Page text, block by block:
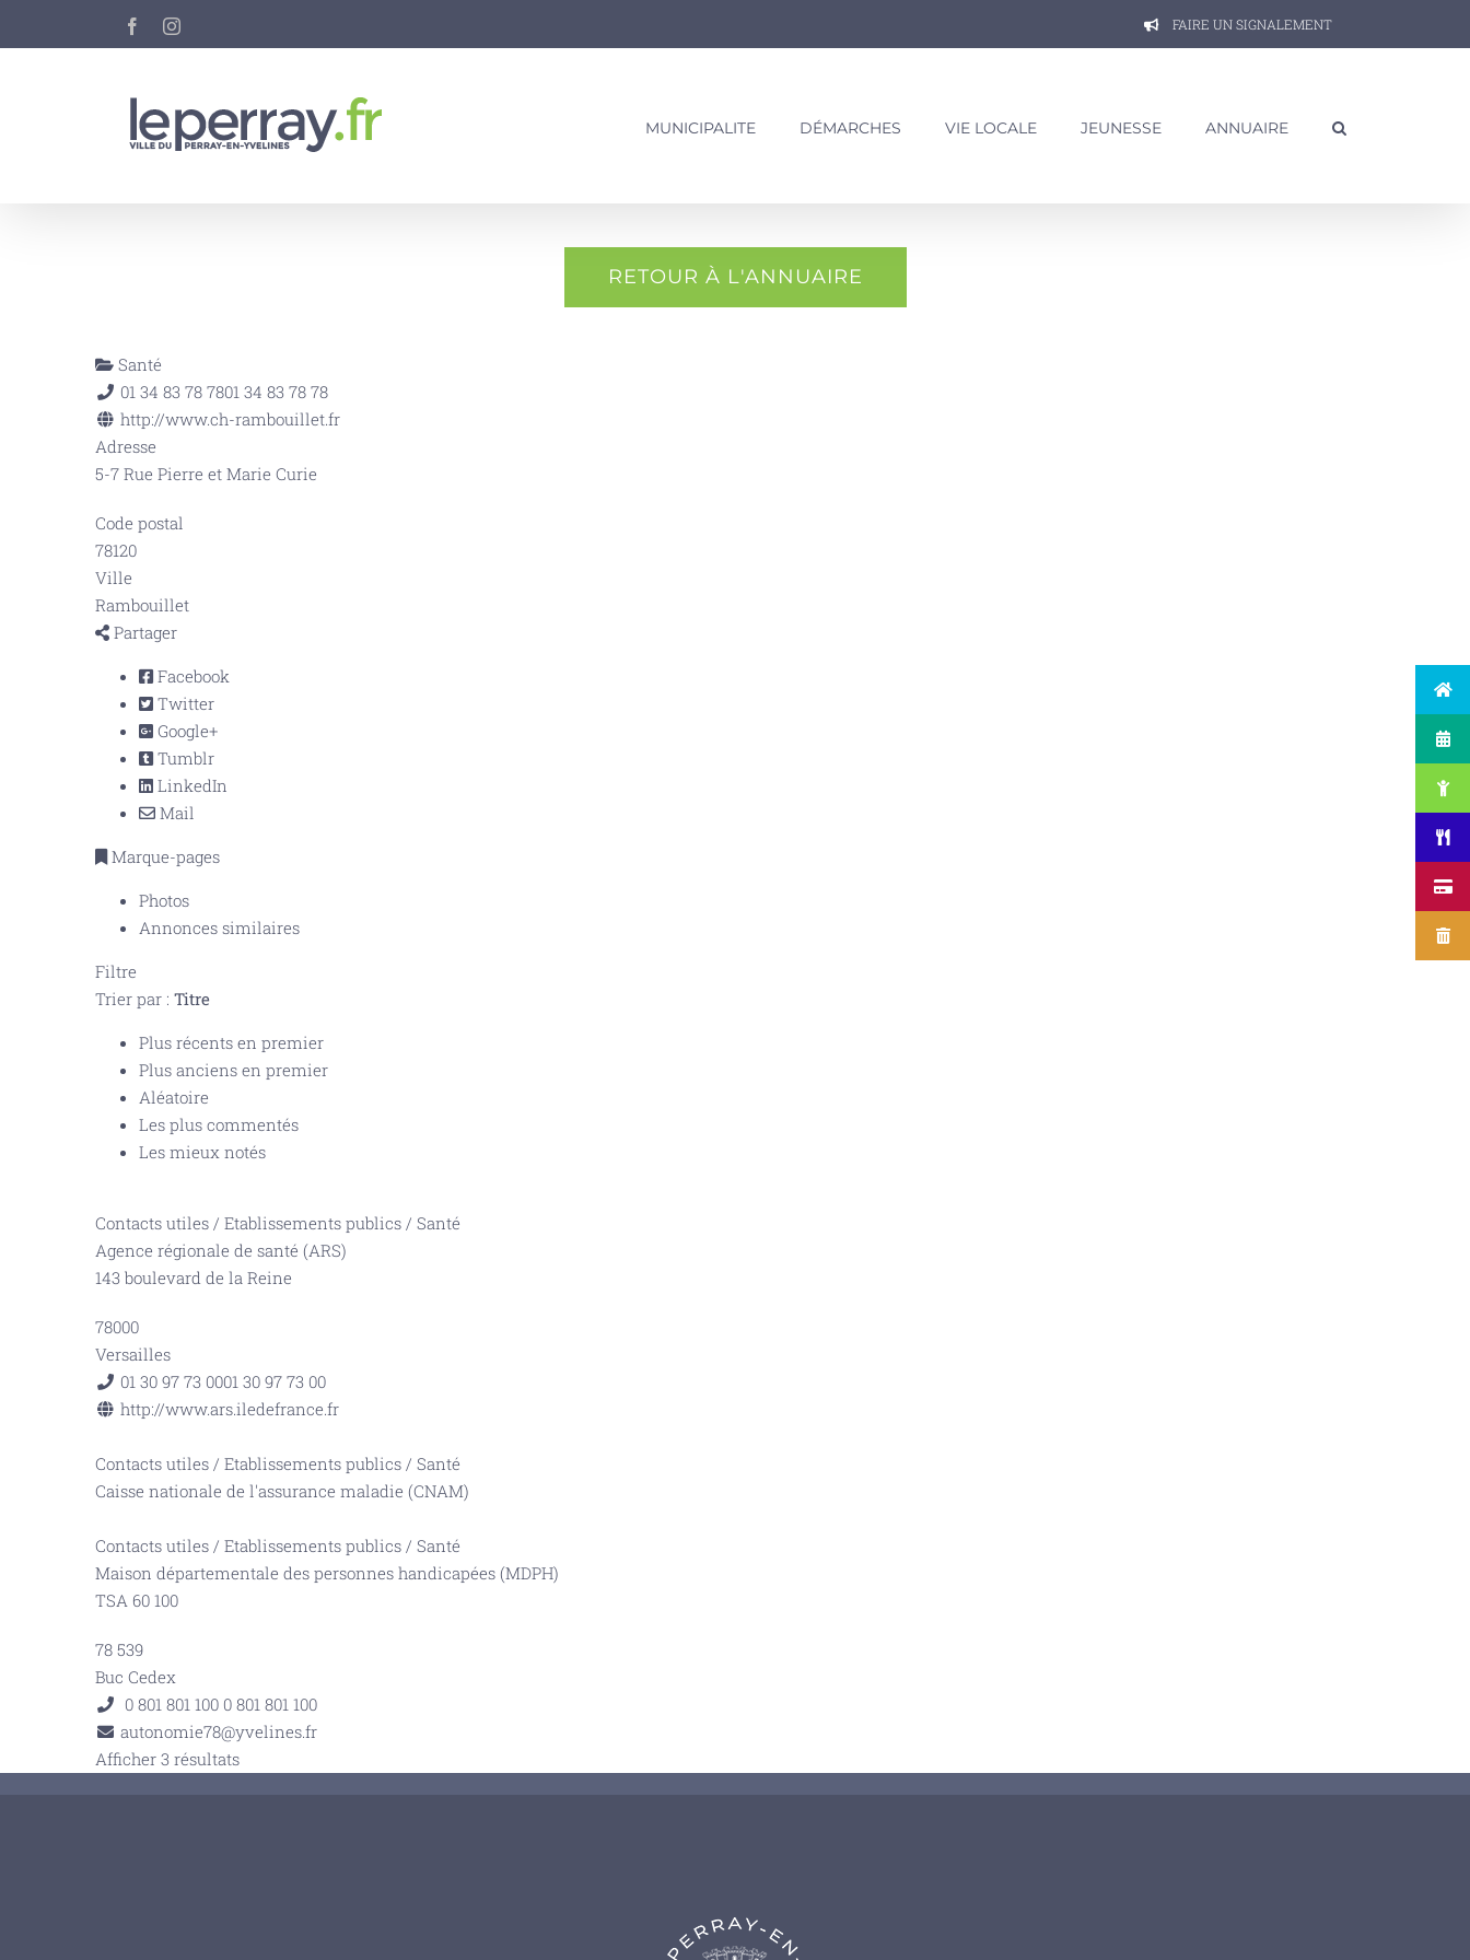
FacebookInstagram FAIRE UN SIGNALEMENT
MUNICIPALITE DÉMARCHES VIE LOCALE JEUNESSE ANNUAIRE
RETOUR À L'ANNUAIRE
Santé
01 34 83 78 7801 34 83 78 78
http://www.ch-rambouillet.fr
Adresse
5-7 Rue Pierre et Marie Curie
Code postal
78120
Ville
Rambouillet
Partager
Facebook
Twitter
Google+
Tumblr
LinkedIn
Mail
Marque-pages
Photos
Annonces similaires
Filtre
Trier par : Titre
Plus récents en premier
Plus anciens en premier
Aléatoire
Les plus commentés
Les mieux notés
Contacts utiles / Etablissements publics / Santé
Agence régionale de santé (ARS)
143 boulevard de la Reine
78000
Versailles
01 30 97 73 0001 30 97 73 00
http://www.ars.iledefrance.fr
Contacts utiles / Etablissements publics / Santé
Caisse nationale de l'assurance maladie (CNAM)
Contacts utiles / Etablissements publics / Santé
Maison départementale des personnes handicapées (MDPH)
TSA 60 100
78 539
Buc Cedex
0 801 801 1000 801 801 100
autonomie78@yvelines.fr
Afficher 3 résultats